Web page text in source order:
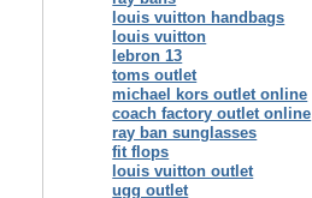
louis vuitton handbags
louis vuitton
lebron 13
toms outlet
michael kors outlet online
coach factory outlet online
ray ban sunglasses
fit flops
louis vuitton outlet
ugg outlet